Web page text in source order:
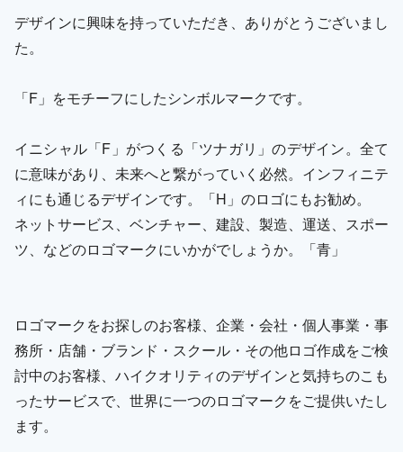
デザインに興味を持っていただき、ありがとうございまし
た。
「F」をモチーフにしたシンボルマークです。
イニシャル「F」がつくる「ツナガリ」のデザイン。全て
に意味があり、未来へと繋がっていく必然。インフィニテ
ィにも通じるデザインです。「H」のロゴにもお勧め。
ネットサービス、ベンチャー、建設、製造、運送、スポー
ツ、などのロゴマークにいかがでしょうか。「青」
ロゴマークをお探しのお客様、企業・会社・個人事業・事
務所・店舗・ブランド・スクール・その他ロゴ作成をご検
討中のお客様、ハイクオリティのデザインと気持ちのこも
ったサービスで、世界に一つのロゴマークをご提供いたし
ます。